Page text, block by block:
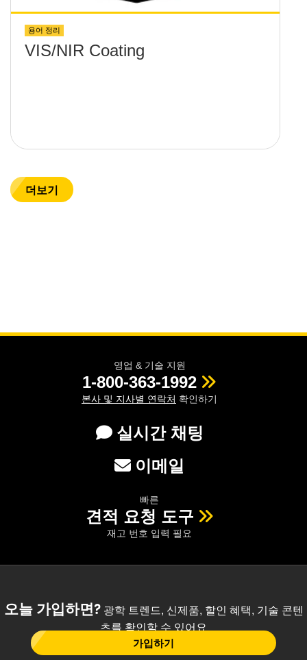
용어 정리
VIS/NIR Coating
더보기
영업 & 기술 지원
1-800-363-1992
본사 및 지사별 연락처 확인하기
실시간 채팅
이메일
빠른
견적 요청 도구
재고 번호 입력 필요
오늘 가입하면?광학 트렌드, 신제품, 할인 혜택, 기술 콘텐
츠를 확인할 수 있어요
가입하기